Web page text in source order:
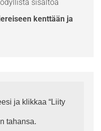
sisältöä
kenttään ja
ja klikkaa “Liity
tahansa.